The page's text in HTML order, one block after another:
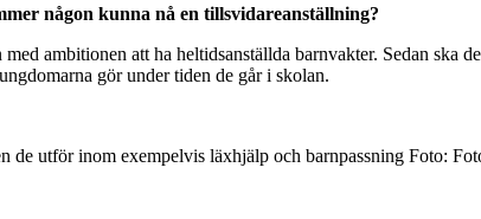
någon kunna nå en tillsvidareanställning?
ambitionen att ha heltidsanställda barnvakter. Sedan
gör under tiden de går i skolan.
de utför inom exempelvis läxhjälp och barnpassning Foto: